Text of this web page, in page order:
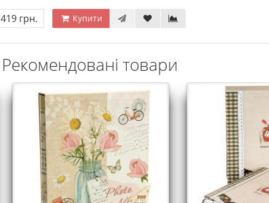
419 грн. Купити
Рекомендовані товари